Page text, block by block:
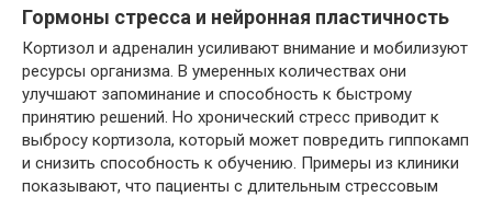
Гормоны стресса и нейронная пластичность
Кортизол и адреналин усиливают внимание и мобилизуют
ресурсы организма. В умеренных количествах они
улучшают запоминание и способность к быстрому
принятию решений. Но хронический стресс приводит к
выбросу кортизола, который может повредить гиппокамп
и снизить способность к обучению. Примеры из клиники
показывают, что пациенты с длительным стрессовым